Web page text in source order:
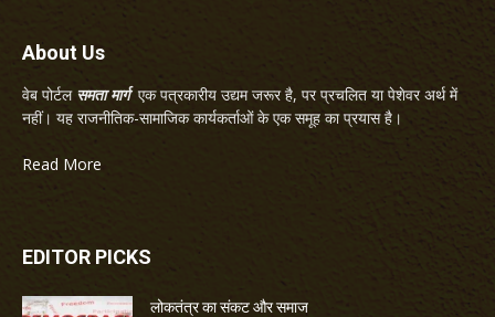
About Us
वेब पोर्टल समता मार्गएक पत्रकारीय उद्यम जरूर है, पर प्रचलित या पेशेवर अर्थ में
नहीं। यह राजनीतिक-सामाजिक कार्यकर्ताओं के एक समूह का प्रयास है।
Read More
EDITOR PICKS
लोकतंत्र का संकट और समाज